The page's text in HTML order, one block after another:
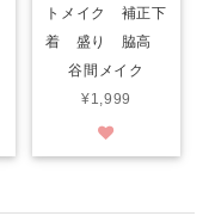
トメイク 補正下
着 盛り 脇高
谷間メイク
¥1,999